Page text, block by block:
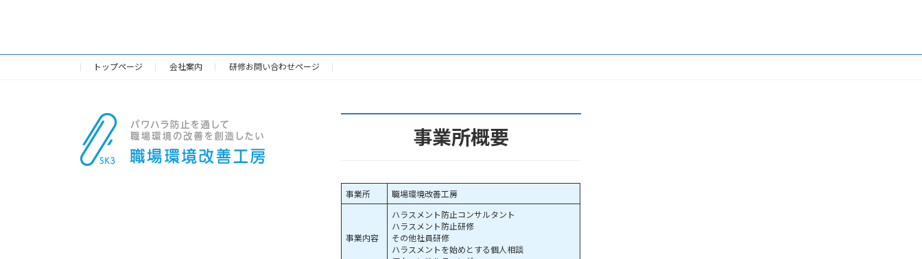
トップページ 会社案内 研修お問い合わせページ
事業所概要
事業所 職場環境改善工房
事業内容
ハラスメント防止コンサルタント
ハラスメント防止研修
その他社員研修
ハラスメントを始めとする個人相談